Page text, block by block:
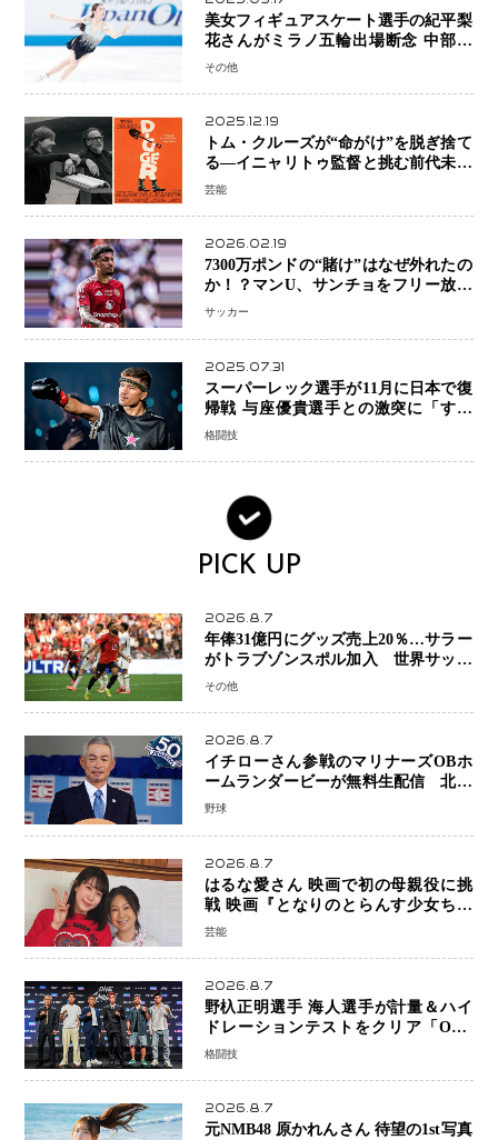
美女フィギュアスケート選手の紀平梨
花さんがミラノ五輪出場断念 中部選
手権欠場を発表「安全最優先の判断」
その他
2025.12.19
トム・クルーズが“命がけ”を脱ぎ捨て
る―イニャリトゥ監督と挑む前代未聞
の大惨事コメディ「DIGGER ディガ
芸能
2026.02.19
7300万ポンドの“賭け”はなぜ外れたの
か！？マンU、サンチョをフリー放出
へ・・・補強戦略の転換点に
サッカー
2025.07.31
スーパーレック選手が11月に日本で復
帰戦 与座優貴選手との激突に「すべ
ての技術を見せたい」
格闘技
PICK UP
2026.8.7
年俸31億円にグッズ売上20％…サラー
がトラブゾンスポル加入 世界サッカ
ーは「五大リーグ一強」から新時代へ
その他
2026.8.7
イチローさん参戦のマリナーズOBホ
ームランダービーが無料生配信 北米
ならではの“魅せる興行”に世界が注目
野球
2026.8.7
はるな愛さん 映画で初の母親役に挑
戦 映画『となりのとらんす少女ちゃ
ん』11月7日公開 未来の自分との対話
芸能
2026.8.7
野杁正明選手 海人選手が計量＆ハイ
ドレーションテストをクリア「ONE
SAMURAI 2」決戦へ万全の準備整う
格闘技
2026.8.7
元NMB48 原かれんさん 待望の1st写真